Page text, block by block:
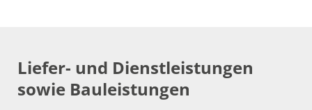
Liefer- und Dienstleistungen
sowie Bauleistungen